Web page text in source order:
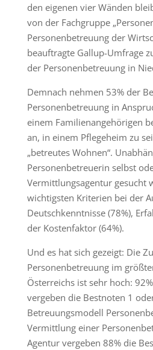
den eigenen vier Wänden
von der Fachgruppe
Personenbetreuung der
beauftragte Gallup-Umfrage
der Personenbetreuung in
Demnach nehmen 53% der
Personenbetreuung in
einem Familienangehörigen
an, in einem Pflegeheim zu
„betreutes Wohnen“.
Personenbetreuerin selbst
Vermittlungsagentur gesucht
wichtigsten Kriterien bei der
Deutschkenntnisse (78%),
der Kostenfaktor (64%).
Und es hat sich gezeigt: Die
Personenbetreuung im
Österreichs ist sehr hoch:
vergeben die Bestnoten 1
Betreuungsmodell
Vermittlung einer
Agentur vergeben 88% die